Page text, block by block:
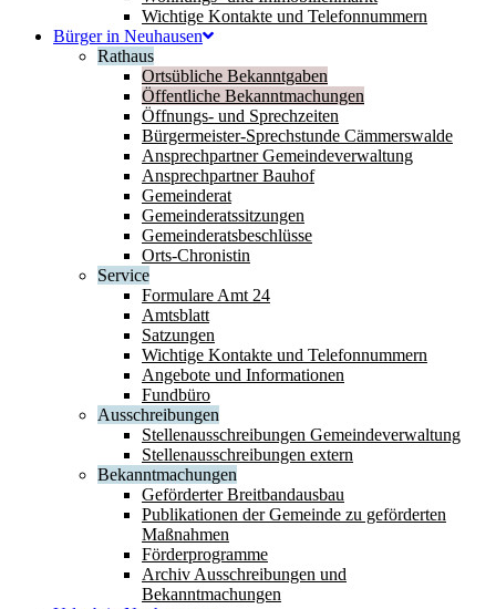
Wichtige Kontakte und Telefonnummern
Bürger in Neuhausen
Rathaus
Ortsübliche Bekanntgaben
Öffentliche Bekanntmachungen
Öffnungs- und Sprechzeiten
Bürgermeister-Sprechstunde Cämmerswalde
Ansprechpartner Gemeindeverwaltung
Ansprechpartner Bauhof
Gemeinderat
Gemeinderatssitzungen
Gemeinderatsbeschlüsse
Orts-Chronistin
Service
Formulare Amt 24
Amtsblatt
Satzungen
Wichtige Kontakte und Telefonnummern
Angebote und Informationen
Fundbüro
Ausschreibungen
Stellenausschreibungen Gemeindeverwaltung
Stellenausschreibungen extern
Bekanntmachungen
Geförderter Breitbandausbau
Publikationen der Gemeinde zu geförderten
Maßnahmen
Förderprogramme
Archiv Ausschreibungen und
Bekanntmachungen